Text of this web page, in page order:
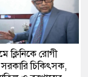
ক্লিনিকে রোগী
চিকিৎসক,